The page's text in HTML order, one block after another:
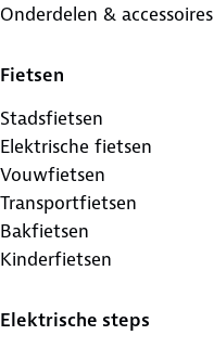
Onderdelen & accessoires
Fietsen
Stadsfietsen
Elektrische fietsen
Vouwfietsen
Transportfietsen
Bakfietsen
Kinderfietsen
Elektrische steps